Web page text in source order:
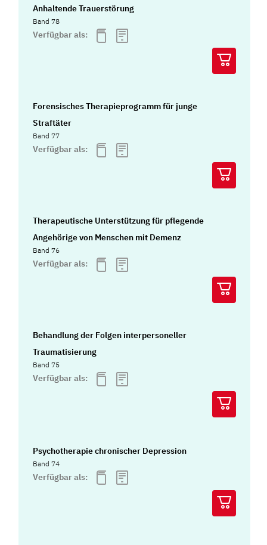
Anhaltende Trauerstörung
Band 78
Verfügbar als:
Forensisches Therapieprogramm für junge
Straftäter
Band 77
Verfügbar als:
Therapeutische Unterstützung für pflegende
Angehörige von Menschen mit Demenz
Band 76
Verfügbar als:
Behandlung der Folgen interpersoneller
Traumatisierung
Band 75
Verfügbar als:
Psychotherapie chronischer Depression
Band 74
Verfügbar als: